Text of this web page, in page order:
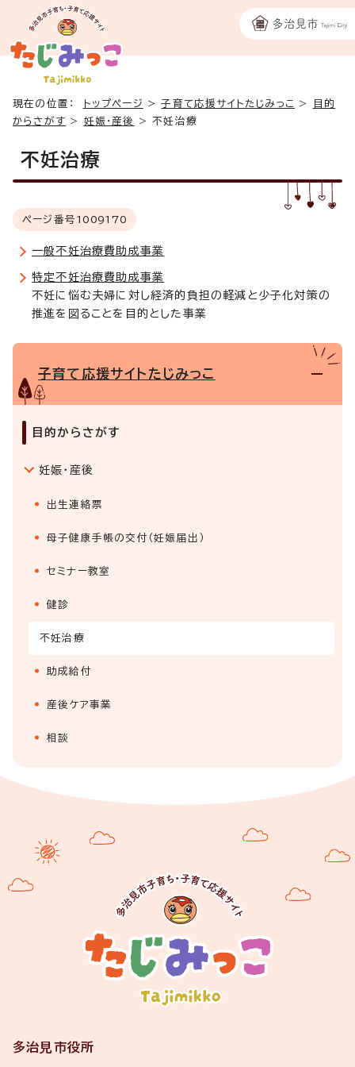
現在の位置： トップページ >子育て応援サイトたじみっこ >
目的
からさがす > 妊娠・産後 >不妊治療
不妊治療
ページ番号 1009170
一般不妊治療費助成事業
特定不妊治療費助成事業
不妊に悩む夫婦に対し経済的負担の軽減と少子化対策の
推進を図ることを目的とした事業
子育て応援サイトたじみっこ
目的からさがす
妊娠・産後
出生連絡票
母子健康手帳の交付（妊娠届出）
セミナー教室
健診
不妊治療
助成給付
産後ケア事業
相談
多治見市役所